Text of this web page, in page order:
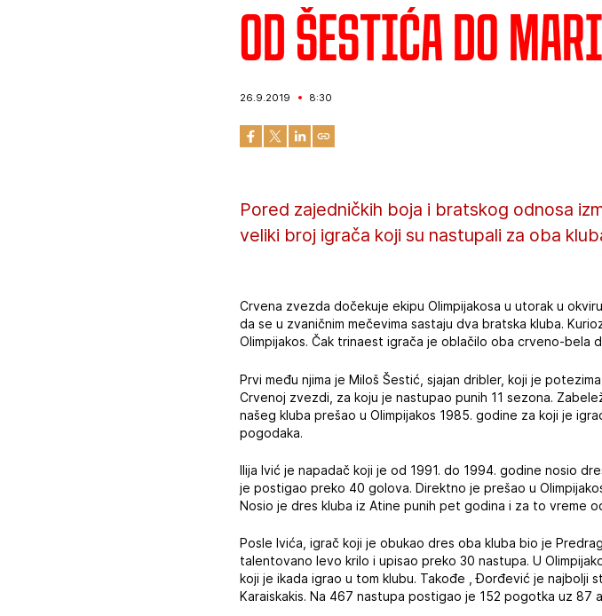
Od Šestića do
26.9.2019 8:30
Pored zajedničkih boja i bratskog odnosa
veliki broj igrača koji su nastupali za oba
Crvena zvezda dočekuje ekipu Olimpijakosa u utorak u
da se u zvaničnim mečevima sastaju dva bratska kluba.
Olimpijakos. Čak trinaest igrača je oblačilo oba crveno-bela
Prvi među njima je Miloš Šestić, sjajan dribler, koji je
Crvenoj zvezdi, za koju je nastupao punih 11 sezona.
našeg kluba prešao u Olimpijakos 1985. godine za koji je
pogodaka.
Ilija Ivić je napadač koji je od 1991. do 1994. godine nosio
je postigao preko 40 golova. Direktno je prešao u
Nosio je dres kluba iz Atine punih pet godina i za to vreme
Posle Ivića, igrač koji je obukao dres oba kluba bio je
talentovano levo krilo i upisao preko 30 nastupa. U
koji je ikada igrao u tom klubu. Takođe , Đorđević je najbolji
Karaiskakis. Na 467 nastupa postigao je 152 pogotka uz 87